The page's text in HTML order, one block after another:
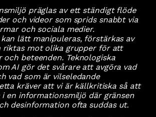
präglas av ett ständigt flöde
och videor som sprids snabbt via
och sociala medier.
lätt manipuleras, förstärkas av
riktas mot olika grupper för att
och beteenden. Teknologiska
AI gör det svårare att avgöra vad
vad som är vilseledande
kräver att vi är källkritiska så att
i en informationsmiljö där gränsen
desinformation ofta suddas ut.